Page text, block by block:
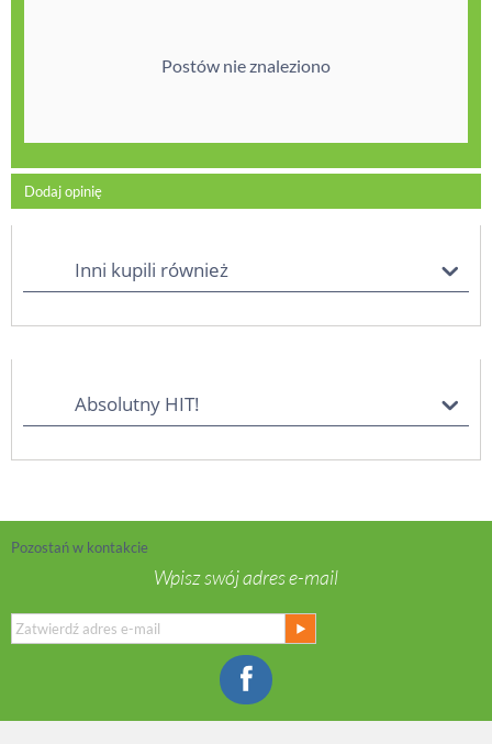
Postów nie znaleziono
Dodaj opinię
Inni kupili również
Absolutny HIT!
Pozostań w kontakcie
Wpisz swój adres e-mail